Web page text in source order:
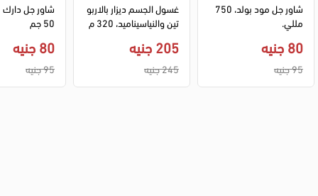
مللي.
80 جنيه
95 جنيه
غسول الجسم ديزار بالاربو
تين والنياسيناميد، 320 م
205 جنيه
245 جنيه
50 جم
80 جنيه
95 جنيه